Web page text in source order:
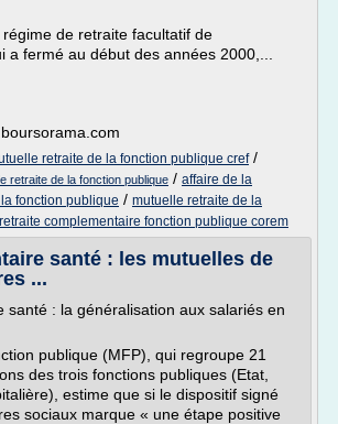
de retraite facultatif de
a fermé au début des années 2000,...
retraite de la fonction publique cref/
retraite de la fonction publique / affaire de la
fonction publique / mutuelle retraite de la
retraite complementaire fonction publique corem
santé : les mutuelles de
...
santé : la généralisation aux salariés en
publique (MFP), qui regroupe 21
des trois fonctions publiques (Etat,
estime que si le dispositif signé
sociaux marque « une étape positive